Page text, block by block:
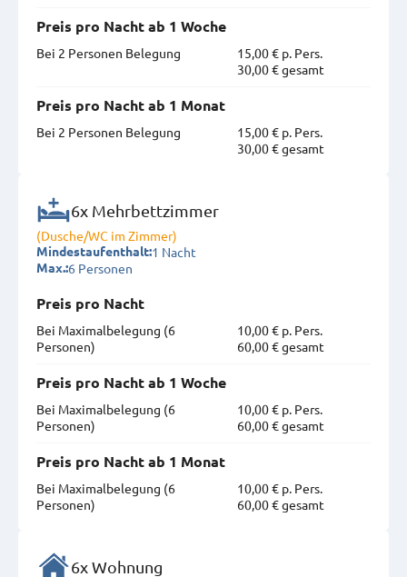
Preis pro Nacht ab 1 Woche
Bei 2 Personen Belegung
15,00 € p. Pers.
30,00 € gesamt
Preis pro Nacht ab 1 Monat
Bei 2 Personen Belegung
15,00 € p. Pers.
30,00 € gesamt
6x Mehrbettzimmer
(Dusche/WC im Zimmer)
Mindestaufenthalt:1 Nacht
Max.:6 Personen
Preis pro Nacht
Bei Maximal­belegung (6
Personen)
10,00 € p. Pers.
60,00 € gesamt
Preis pro Nacht ab 1 Woche
Bei Maximal­belegung (6
Personen)
10,00 € p. Pers.
60,00 € gesamt
Preis pro Nacht ab 1 Monat
Bei Maximal­belegung (6
Personen)
10,00 € p. Pers.
60,00 € gesamt
6x Wohnung